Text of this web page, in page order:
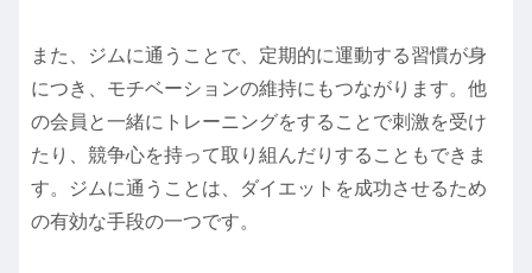
また、ジムに通うことで、定期的に運動する習慣が身
につき、モチベーションの維持にもつながります。他
の会員と一緒にトレーニングをすることで刺激を受け
たり、競争心を持って取り組んだりすることもできま
す。ジムに通うことは、ダイエットを成功させるため
の有効な手段の一つです。